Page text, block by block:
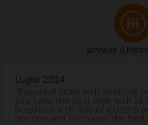
Janneke
Luglio 2024
“Beautiful hotel with amazing
you have the best time with all
breakfast with lots of
options and he makes the best